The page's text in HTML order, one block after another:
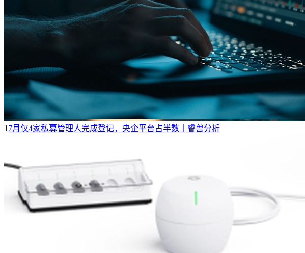
1 7月仅4家私募管理人完成登记，央企平台占半数丨睿兽分析